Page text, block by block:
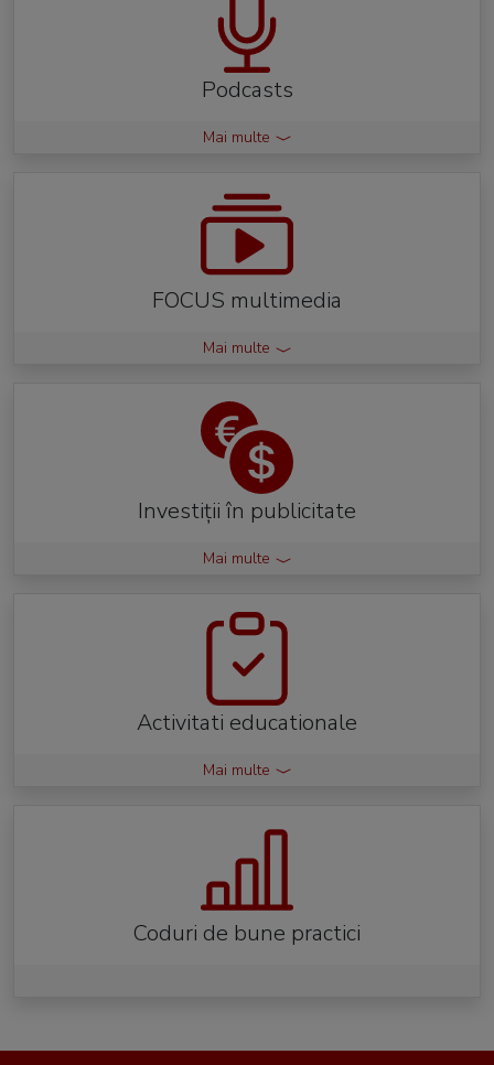
Podcasts
Mai multe
FOCUS multimedia
Mai multe
Investiții în publicitate
Mai multe
Activitati educationale
Mai multe
Coduri de bune practici